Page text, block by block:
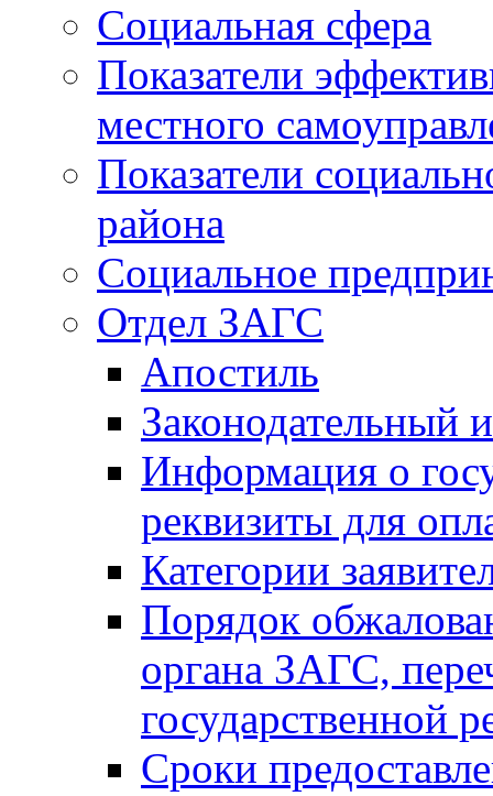
Социальная сфера
Показатели
местного
Показатели
района
Социальное
Отдел ЗАГС
Апостиль
Законодательный
Информация о
реквизиты для
Категории
Порядок
органа ЗАГС,
государственной
Сроки